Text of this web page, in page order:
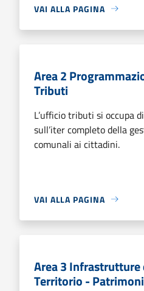
VAI ALLA PAGINA
Area 2
Tributi
L’ufficio tributi si occupa
sull’iter completo della
comunali ai cittadini.
VAI ALLA PAGINA
Area 3 Infrastrutture
Territorio -